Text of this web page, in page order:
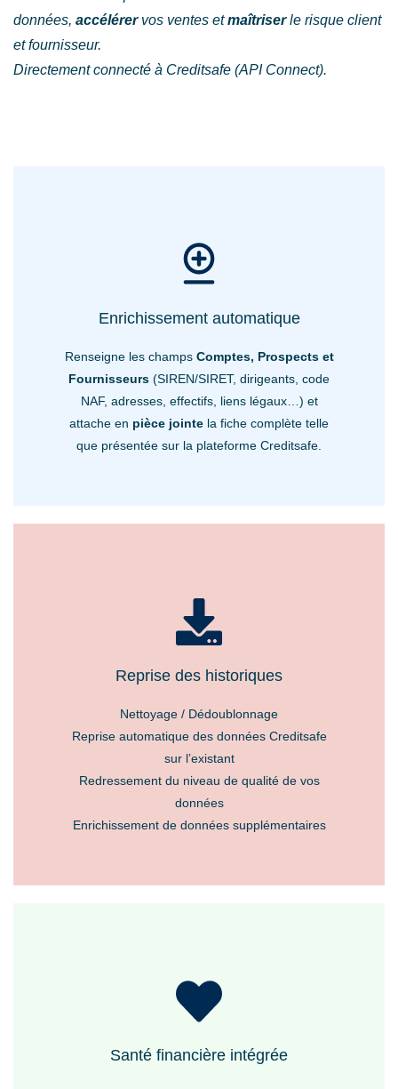
données, accélérervos ventes etmaîtriserle risque client
et fournisseur.
Directement connecté à Creditsafe (API Connect).
Enrichissement automatique
Renseigne les champs Comptes, Prospects et
Fournisseurs (SIREN/SIRET, dirigeants, code
NAF, adresses, effectifs, liens légaux…) et
attache en pièce jointe la fiche complète telle
que présentée sur la plateforme Creditsafe.
Reprise des historiques
Nettoyage / Dédoublonnage
Reprise automatique des données Creditsafe
sur l’existant
Redressement du niveau de qualité de vos
données
Enrichissement de données supplémentaires
Santé financière intégrée